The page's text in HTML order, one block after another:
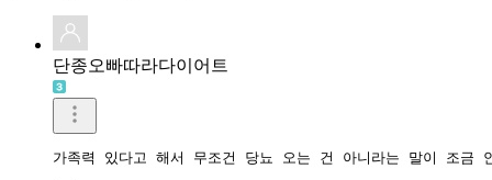
단종오빠따라다이어트
가족력 있다고 해서 무조건 당뇨 오는 건 아니라는 말이 조금